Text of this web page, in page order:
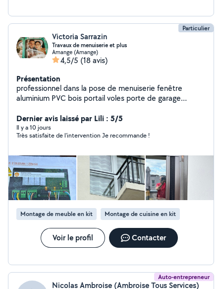
Particulier
Victoria Sarrazin
Travaux de menuiserie et plus
Amange (Amange)
4,5/5 (18 avis)
Présentation
professionnel dans la pose de menuiserie fenêtre
aluminium PVC bois portail voles porte de garage
expérience de 18 ans vous n'avez rien à prévoir
concernant les accessoires de pose. travail rapide et
bien fait, je reste à votre disposition merci
Dernier avis laissé par Lili : 5/5
Il y a 10 jours
Très satisfaite de l'intervention Je recommande !
Montage de meuble en kit Montage de cuisine en kit
Voir le profil Contacter
Auto-entrepreneur
Nicolas Ambroise (Ambroise Tous Services)